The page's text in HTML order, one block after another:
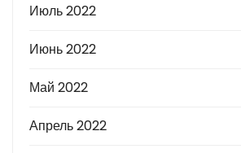
Июль 2022
Июнь 2022
Май 2022
Апрель 2022